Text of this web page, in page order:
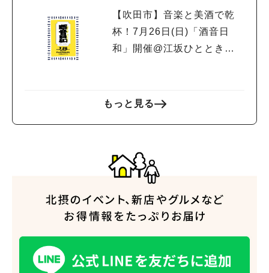
【吹田市】音楽と美酒で乾
杯！7月26日(日)「酒音日
和」開催@江坂ひとときテ
もっと見る